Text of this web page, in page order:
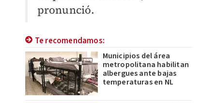
pronunció.
Te recomendamos:
Municipios del área
metropolitana habilitan
albergues ante bajas
temperaturas en NL